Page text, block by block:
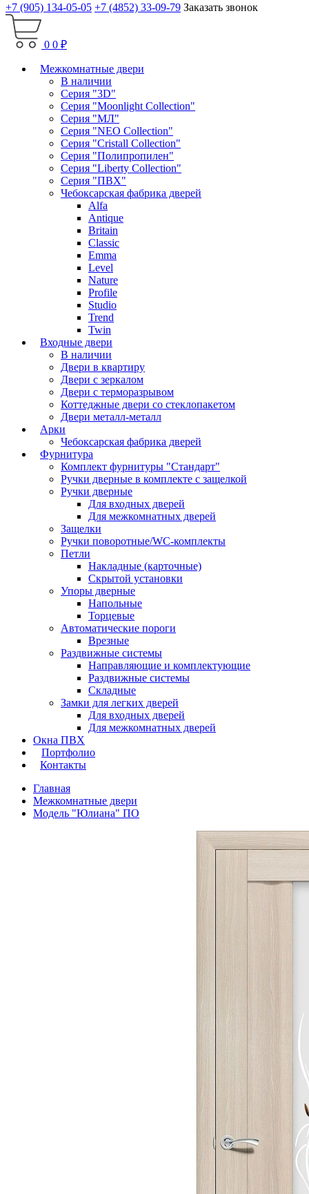
+7 (905) 134-05-05 +7 (4852) 33-09-79 Заказать звонок
0 0 ₽
Межкомнатные двери
В наличии
Серия "3D"
Серия "Moonlight Collection"
Серия "МЛ"
Серия "NEO Collection"
Серия "Cristall Collection"
Серия "Полипропилен"
Серия "Liberty Collection"
Серия "ПВХ"
Чебоксарская фабрика дверей
Alfa
Antique
Britain
Classic
Emma
Level
Nature
Profile
Studio
Trend
Twin
Входные двери
В наличии
Двери в квартиру
Двери с зеркалом
Двери с терморазрывом
Коттеджные двери со стеклопакетом
Двери металл-металл
Арки
Чебоксарская фабрика дверей
Фурнитура
Комплект фурнитуры "Стандарт"
Ручки дверные в комплекте с защелкой
Ручки дверные
Для входных дверей
Для межкомнатных дверей
Защелки
Ручки поворотные/WC-комплекты
Петли
Накладные (карточные)
Скрытой установки
Упоры дверные
Напольные
Торцевые
Автоматические пороги
Врезные
Раздвижные системы
Направляющие и комплектующие
Раздвижные системы
Складные
Замки для легких дверей
Для входных дверей
Для межкомнатных дверей
Окна ПВХ
Портфолио
Контакты
Главная
Межкомнатные двери
Модель "Юлиана" ПО